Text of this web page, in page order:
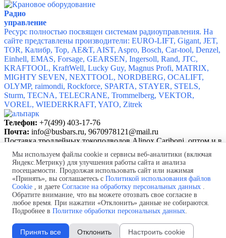
Радио
управление
Ресурс полностью посвящен системам радиоуправления. На
сайте представлены производители: EURO-LIFT, Gigant, JET,
TOR, Калибр, Тор, AE&T, AIST, Aspro, Bosch, Car-tool, Denzel,
Einhell, EMAS, Forsage, GEARSEN, Ingersoll, Rand, JTC,
KRAFTOOL, KraftWell, Lucky Guy, Magnus Profi, MATRIX,
MIGHTY SEVEN, NEXTTOOL, NORDBERG, OCALIFT,
OLYMP, raimondi, Rockforce, SPARTA, STAYER, STELS,
Sturm, TECNA, TELECRANE, Trommelberg, VEKTOR,
VOREL, WIEDERKRAFT, YATO, Zitrek
Телефон: +7(499) 403-17-76
Почта: info@busbars.ru, 9670978121@mail.ru
Поставка троллейных токоподводов Alinox Cariboni, оптом и в
розницу, звоните!
Политика обработки персональных данных
Согласие на обработку персональных данных
Политика использования файлов cookie
Изменить настройки cookie
Назад к содержимому
Мы используем файлы cookie и сервисы веб-аналитики (включая
Яндекс.Метрику) для улучшения работы сайта и анализа
посещаемости. Продолжая использовать сайт или нажимая
«Принять», вы соглашаетесь с Политикой использования файлов
Cookie , и даете Согласие на обработку персональных данных .
Обратите внимание, что вы можете отозвать свое согласие в
любое время. При нажатии «Отклонить» данные не собираются.
Подробнее в Политике обработки персональных данных.
Принять все Отклонить Настроить cookie